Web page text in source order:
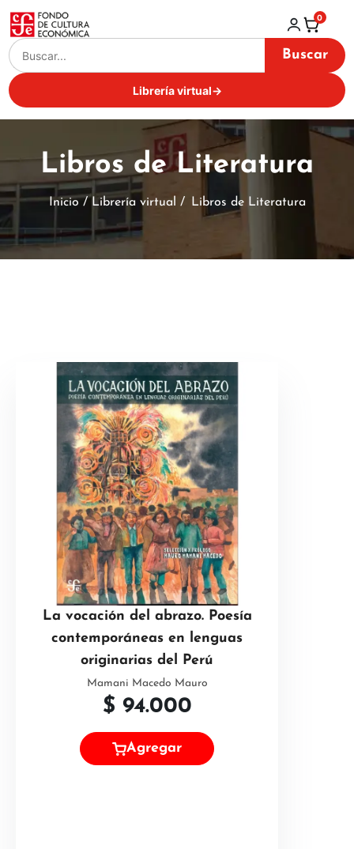
Buscar
Librería virtual→
0
Libros de Literatura
Inicio / Librería virtual / Libros de Literatura
La vocación del abrazo. Poesía
contemporáneas en lenguas
originarias del Perú
Mamani Macedo Mauro
$ 94.000
Agregar